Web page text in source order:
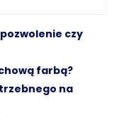
czy
farbą?
na